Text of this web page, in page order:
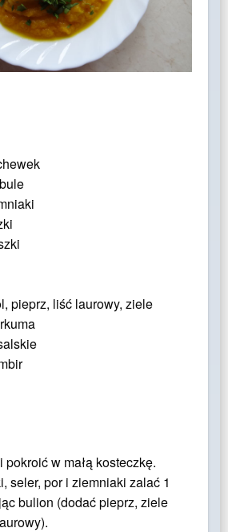
pieprz, liść laurowy, ziele
w małą kosteczkę.
seler, por i ziemniaki zalać 1
bulion (dodać pieprz, ziele